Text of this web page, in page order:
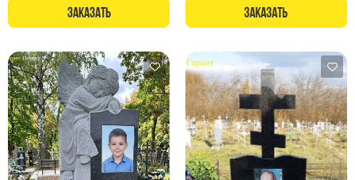
Заказать Заказать